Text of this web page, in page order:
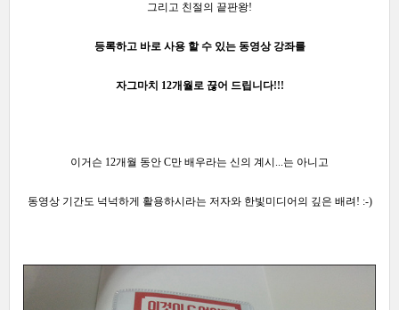
그리고 친절의 끝판왕!
등록하고 바로 사용 할 수 있는 동영상 강좌를
자그마치 12개월로 끊어 드립니다!!!
이거슨 12개월 동안 C만 배우라는 신의 계시...는 아니고
동영상 기간도 넉넉하게 활용하시라는 저자와 한빛미디어의 깊은 배려! :-)